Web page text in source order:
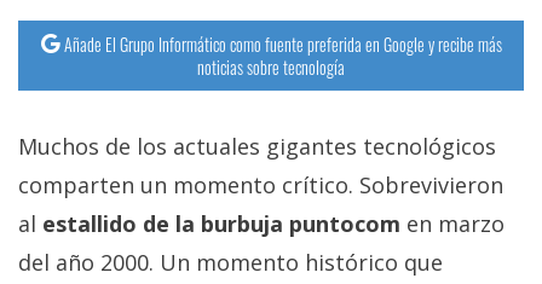
Añade El Grupo Informático como fuente preferida en Google y recibe más
noticias sobre tecnología
Muchos de los actuales gigantes tecnológicos
comparten un momento crítico. Sobrevivieron
al estallido de la burbuja puntocom en marzo
del año 2000. Un momento histórico que